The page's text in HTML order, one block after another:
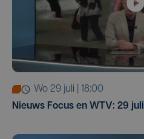
wo 29 juli | 18:00
Nieuws Focus en WTV: 29 juli